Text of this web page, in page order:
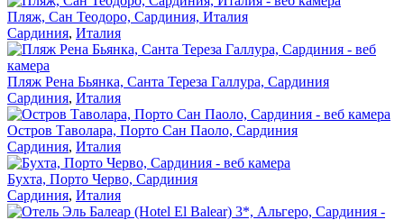
Пляж, Сан Теодоро, Сардиния, Италия
Сардиния, Италия
Пляж Рена Бьянка, Санта Тереза Галлура, Сардиния
Сардиния, Италия
Остров Таволара, Порто Сан Паоло, Сардиния
Сардиния, Италия
Бухта, Порто Черво, Сардиния
Сардиния, Италия